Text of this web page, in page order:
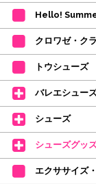
も、商品の確保はされ
ご注文商品が在庫切
ます。
カード決済をされた
【ミルバ×たけいみ
レッスンのお供にはも
バオリジナルタオルです
たけいみきさんが描く
なりました。
デラロミラノ2026
↑ご購入頂いたお客様
中。
Hello!
クロワゼ・ク
トウシューズ
バレエシュー
シューズ
シューズグッ
エクササイズ